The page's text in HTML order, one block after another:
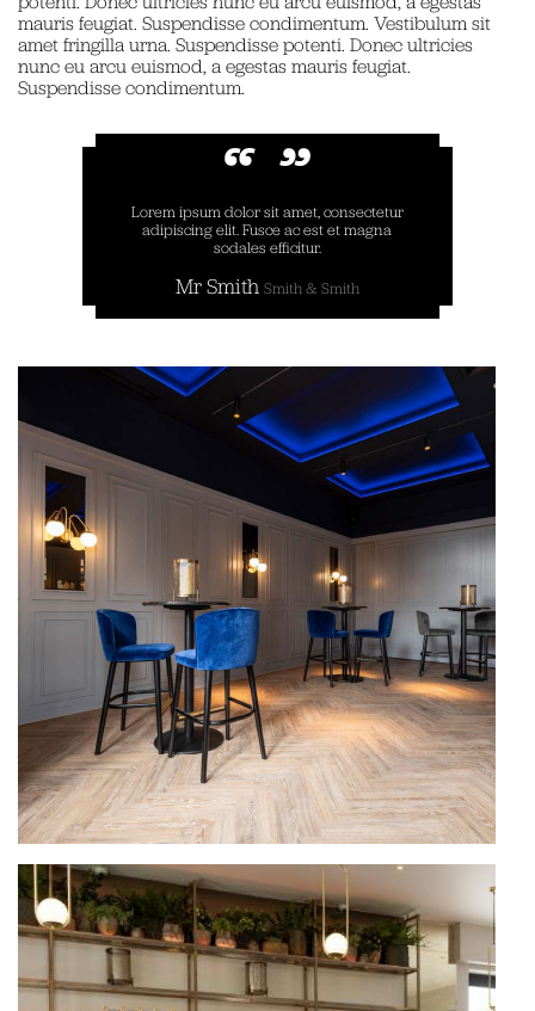
mauris feugiat. Suspendisse condimentum. Vestibulum sit
amet fringilla urna. Suspendisse potenti. Donec ultricies
nunc eu arcu euismod, a egestas mauris feugiat.
Suspendisse condimentum.
Lorem ipsum dolor sit amet, consectetur
adipiscing elit. Fusce ac est et magna
sodales efficitur.
Mr Smith Smith & Smith